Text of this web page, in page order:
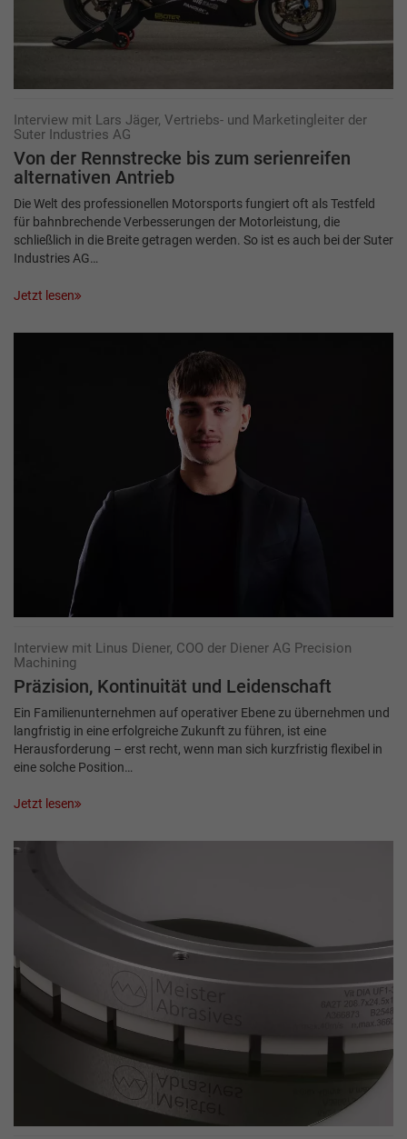
Interview mit Lars Jäger, Vertriebs- und Marketingleiter der
Suter Industries AG
Von der Rennstrecke bis zum serienreifen
alternativen Antrieb
Die Welt des professionellen Motorsports fungiert oft als Testfeld
für bahnbrechende Verbesserungen der Motorleistung, die
schließlich in die Breite getragen werden. So ist es auch bei der Suter
Industries AG…
Jetzt lesen
Interview mit Linus Diener, COO der Diener AG Precision
Machining
Präzision, Kontinuität und Leidenschaft
Ein Familienunternehmen auf operativer Ebene zu übernehmen und
langfristig in eine erfolgreiche Zukunft zu führen, ist eine
Herausforderung – erst recht, wenn man sich kurzfristig flexibel in
eine solche Position…
Jetzt lesen